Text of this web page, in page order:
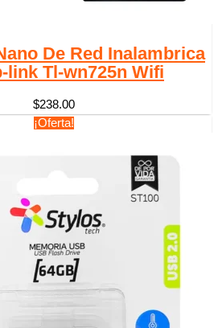
De Red Inalambrica
link Tl-wn725n Wifi
$238.00
¡Oferta!